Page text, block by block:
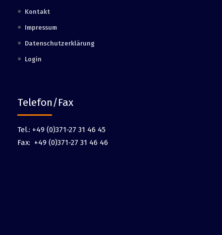
Kontakt
Impressum
Datenschutzerklärung
Login
Telefon/Fax
Tel.: +49 (0)371-27 31 46 45
Fax: +49 (0)371-27 31 46 46